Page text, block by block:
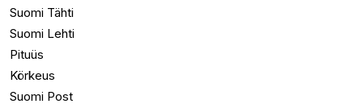
Suomi Tähti
Suomi Lehti
Pituüs
Körkeus
Suomi Post